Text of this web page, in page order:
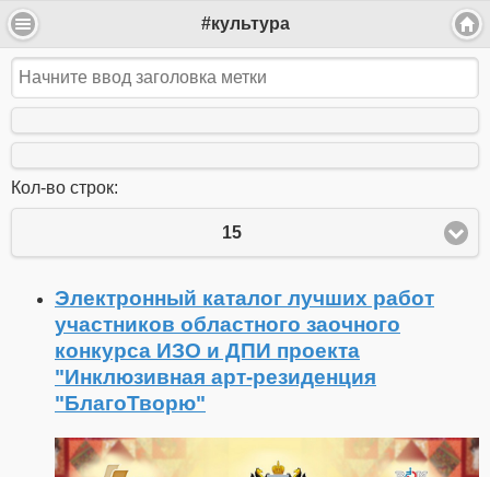
#культура
Кол-во строк:
15
Электронный каталог лучших работ
участников областного заочного
конкурса ИЗО и ДПИ проекта
"Инклюзивная арт-резиденция
"БлагоТворю"